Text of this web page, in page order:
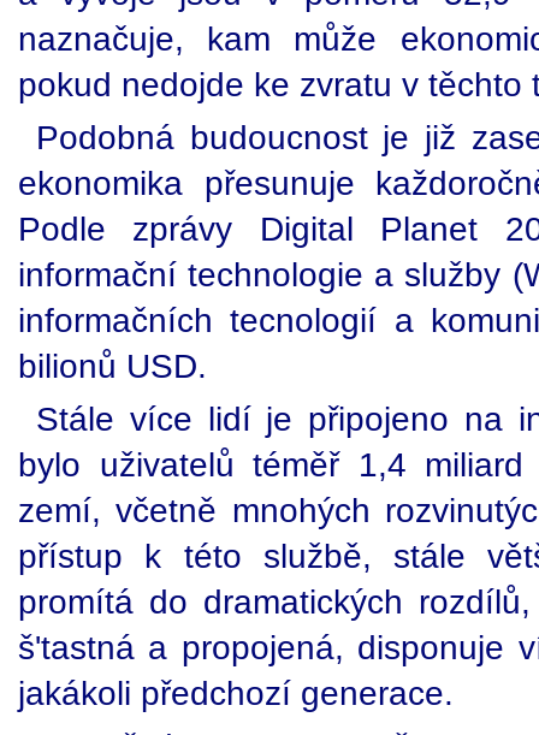
naznačuje, kam může
pokud nedojde ke zvratu v těchto
Podobná budoucnost je již
ekonomika přesunuje
Podle zprávy Digital Planet
informační technologie a služby
informačních tecnologií a
bilionů USD.
Stále více lidí je připojeno na
bylo uživatelů téměř 1,4
zemí, včetně mnohých
přístup k této službě, stále
promítá do dramatických
š'tastná a propojená, disponuje
jakákoli předchozí generace.